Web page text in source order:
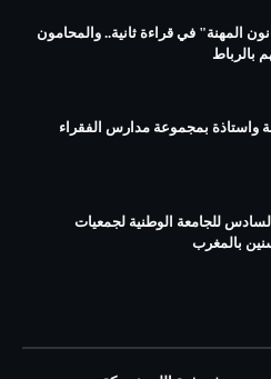
المهنة" في قراءة ثانية.. والمحامون
بالرباط
واستاذة بمجموعة مدارس الفقراء
للجامعة الوطنية لجمعيات
بالمغرب